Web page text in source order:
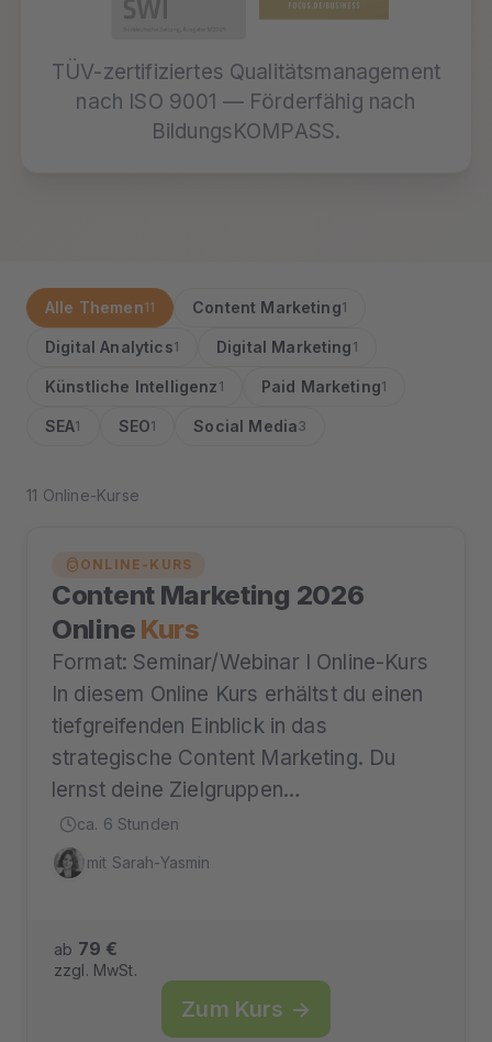
TÜV-zertifiziertes Qualitätsmanagement
nach ISO 9001 — Förderfähig nach
BildungsKOMPASS.
Alle Themen11 Content Marketing1
Digital Analytics1 Digital Marketing 1
Künstliche Intelligenz 1 Paid Marketing1
SEA1 SEO1 Social Media3
11 Online-Kurse
ONLINE-KURS
Content Marketing 2026
Online Kurs
Format: Seminar/Webinar I Online-Kurs
In diesem Online Kurs erhältst du einen
tiefgreifenden Einblick in das
strategische Content Marketing. Du
lernst deine Zielgruppen…
ca. 6 Stunden
mit Sarah-Yasmin
ab 79 €
zzgl. MwSt.
Zum Kurs →